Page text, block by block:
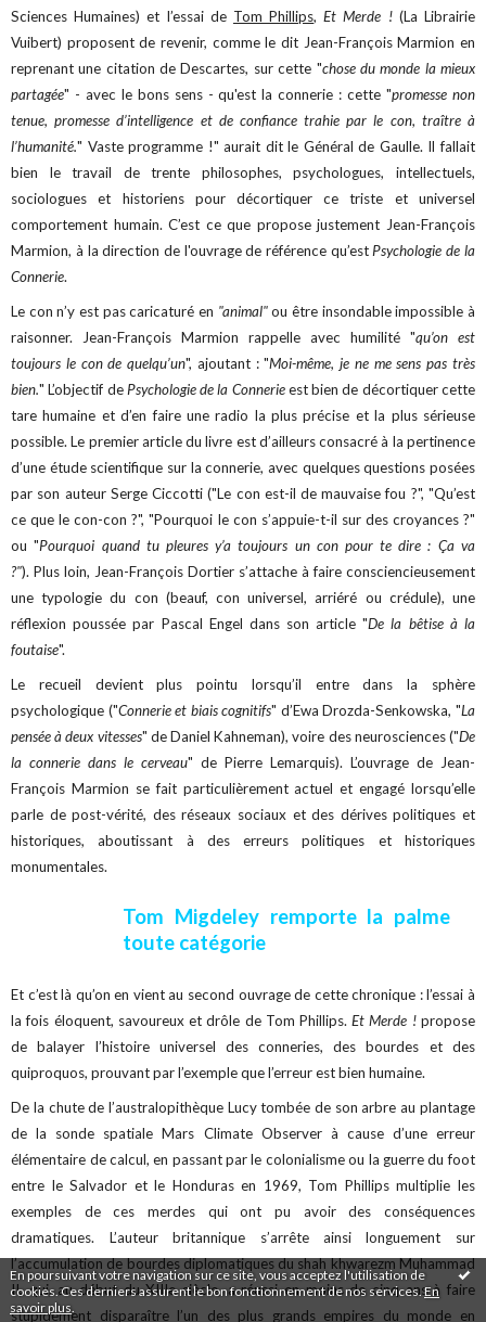
En poursuivant votre navigation sur ce site, vous acceptez l'utilisation de
cookies. Ces derniers assurent le bon fonctionnement de nos services.En
savoir plus
Sciences Humaines) et l’essai de Tom Phillips,Et Merde !(La Librairie
Vuibert) proposent de revenir, comme le dit Jean-François Marmion en
reprenant une citation de Descartes, sur cette "chose du monde la mieux
partagée" - avec le bons sens - qu'est la connerie : cette "promesse non
tenue, promesse d’intelligence et de confiance trahie par le con, traître à
l’humanité." Vaste programme !" aurait dit le Général de Gaulle. Il fallait
bien le travail de trente philosophes, psychologues, intellectuels,
sociologues et historiens pour décortiquer ce triste et universel
comportement humain. C’est ce que propose justement Jean-François
Marmion, à la direction de l'ouvrage de référence qu’est Psychologie de la
Connerie.
Le con n’y est pas caricaturé en "animal"ou être insondable impossible à
raisonner. Jean-François Marmion rappelle avec humilité "qu’on est
toujours le con de quelqu’un", ajoutant : "Moi-même, je ne me sens pas très
bien." L’objectif de Psychologie de la Connerieest bien de décortiquer cette
tare humaine et d’en faire une radio la plus précise et la plus sérieuse
possible.Le premier article du livre est d’ailleurs consacré à la pertinence
d’une étude scientifique sur la connerie, avec quelques questions posées
par son auteur Serge Ciccotti ("Le con est-il de mauvaise fou ?", "Qu’est
ce que le con-con ?", "Pourquoi le con s’appuie-t-il sur des croyances ?"
ou "Pourquoi quand tu pleures y’a toujours un con pour te dire : Ça va
?"). Plus loin, Jean-François Dortier s’attache à faire consciencieusement
une typologie du con (beauf, con universel, arriéré ou crédule), une
réflexion poussée par Pascal Engel dans son article "De la bêtise à la
foutaise".
Le recueil devient plus pointu lorsqu’il entre dans la sphère
psychologique ("Connerie et biais cognitifs" d’Ewa Drozda-Senkowska, "La
pensée à deux vitesses" de Daniel Kahneman), voire des neurosciences ("De
la connerie dans le cerveau" de Pierre Lemarquis). L’ouvrage de Jean-
François Marmion se fait particulièrement actuel et engagé lorsqu’elle
parle de post-vérité, des réseaux sociaux et des dérives politiques et
historiques, aboutissant à des erreurs politiques et historiques
monumentales.
Tom Migdeley remporte la palme
toute catégorie
Et c’est là qu’on en vient au second ouvrage de cette chronique : l’essai à
la fois éloquent, savoureux et drôle de Tom Phillips.Et Merde !propose
de balayer l’histoire universel des conneries, des bourdes et des
quiproquos, prouvant par l’exemple que l’erreur est bien humaine.
De la chute de l’australopithèque Lucy tombée de son arbre au plantage
de la sonde spatiale Mars Climate Observer à cause d’une erreur
élémentaire de calcul, en passant par le colonialisme ou la guerre du foot
entre le Salvador et le Honduras en 1969, Tom Phillips multiplie les
exemples de ces merdes qui ont pu avoir des conséquences
dramatiques. L’auteur britannique s’arrête ainsi longuement sur
l’accumulation de bourdes diplomatiques du shah khwarezm Muhammad
II, qui, au début du XIIIe siècle, a réussi en moins de cinq ans à faire
stupidement disparaître l’un des plus grands empires du monde en